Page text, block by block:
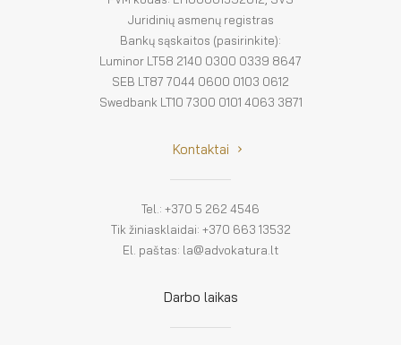
Juridinių asmenų registras
Bankų sąskaitos (pasirinkite):
Luminor LT58 2140 0300 0339 8647
SEB LT87 7044 0600 0103 0612
Swedbank LT10 7300 0101 4063 3871
Kontaktai
Tel.: +370 5 262 4546
Tik žiniasklaidai: +370 663 13532
El. paštas: la@advokatura.lt
Darbo laikas